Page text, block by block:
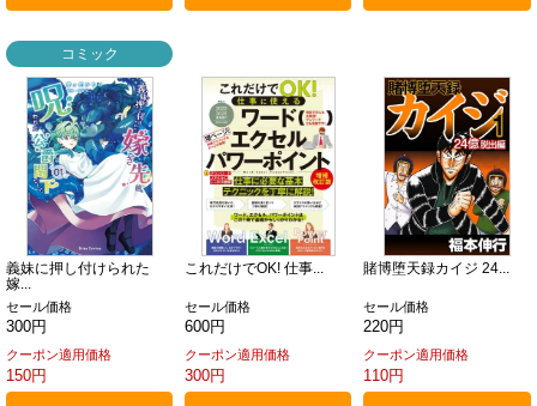
コミック
義妹に押し付けられた
嫁...
セール価格
300円
クーポン適用価格
150円
これだけでOK! 仕事...
セール価格
600円
クーポン適用価格
300円
賭博堕天録カイジ 24...
セール価格
220円
クーポン適用価格
110円